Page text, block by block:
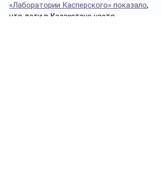
«Лаборатории Касперского» показало,
что дети в Казахстане часто